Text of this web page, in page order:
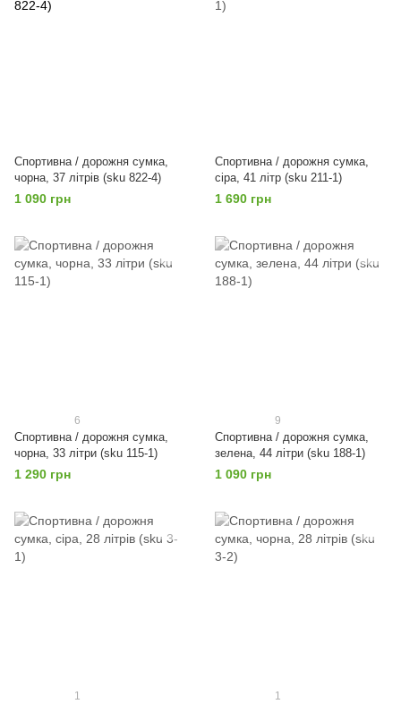
Спортивна / дорожня сумка,
чорна, 37 літрів (sku 822-4)
1 090 грн
Спортивна / дорожня сумка,
сіра, 41 літр (sku 211-1)
1 690 грн
6
Спортивна / дорожня сумка,
чорна, 33 літри (sku 115-1)
1 290 грн
9
Спортивна / дорожня сумка,
зелена, 44 літри (sku 188-1)
1 090 грн
1 1